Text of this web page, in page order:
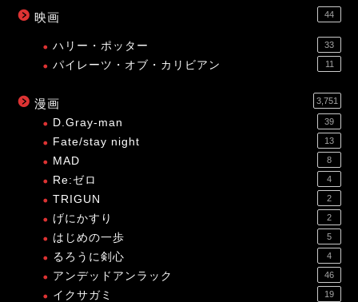
映画 44
ハリー・ポッター 33
パイレーツ・オブ・カリビアン 11
漫画 3,751
D.Gray-man 39
Fate/stay night 13
MAD 8
Re:ゼロ 4
TRIGUN 2
げにかすり 2
はじめの一歩 5
るろうに剣心 4
アンデッドアンラック 46
イクサガミ 19